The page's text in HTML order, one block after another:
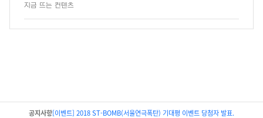
지금 뜨는 컨텐츠
공지사항[이벤트] 2018 ST-BOMB(서울연극폭탄) 기대평 이벤트 당첨자 발표.